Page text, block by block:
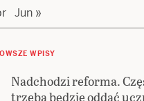
Jun »
WPISY
Nadchodzi reforma.
trzeba będzie oddać